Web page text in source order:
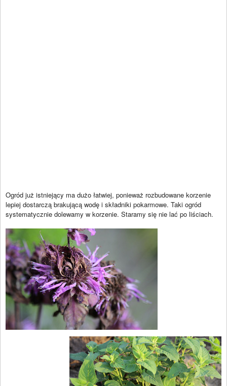
Ogród już istniejący ma dużo łatwiej, ponieważ rozbudowane korzenie
lepiej dostarczą brakującą wodę i składniki pokarmowe. Taki ogród
systematycznie dolewamy w korzenie. Staramy się nie lać po liściach.